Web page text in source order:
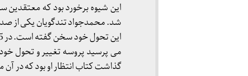
این شیوه برخورد بود که معتقدین
شد. محمدجواد تندگویان یکی از
می پرسید پروسه تغییر و تحول
گذاشت کتاب انتظار او بود که در